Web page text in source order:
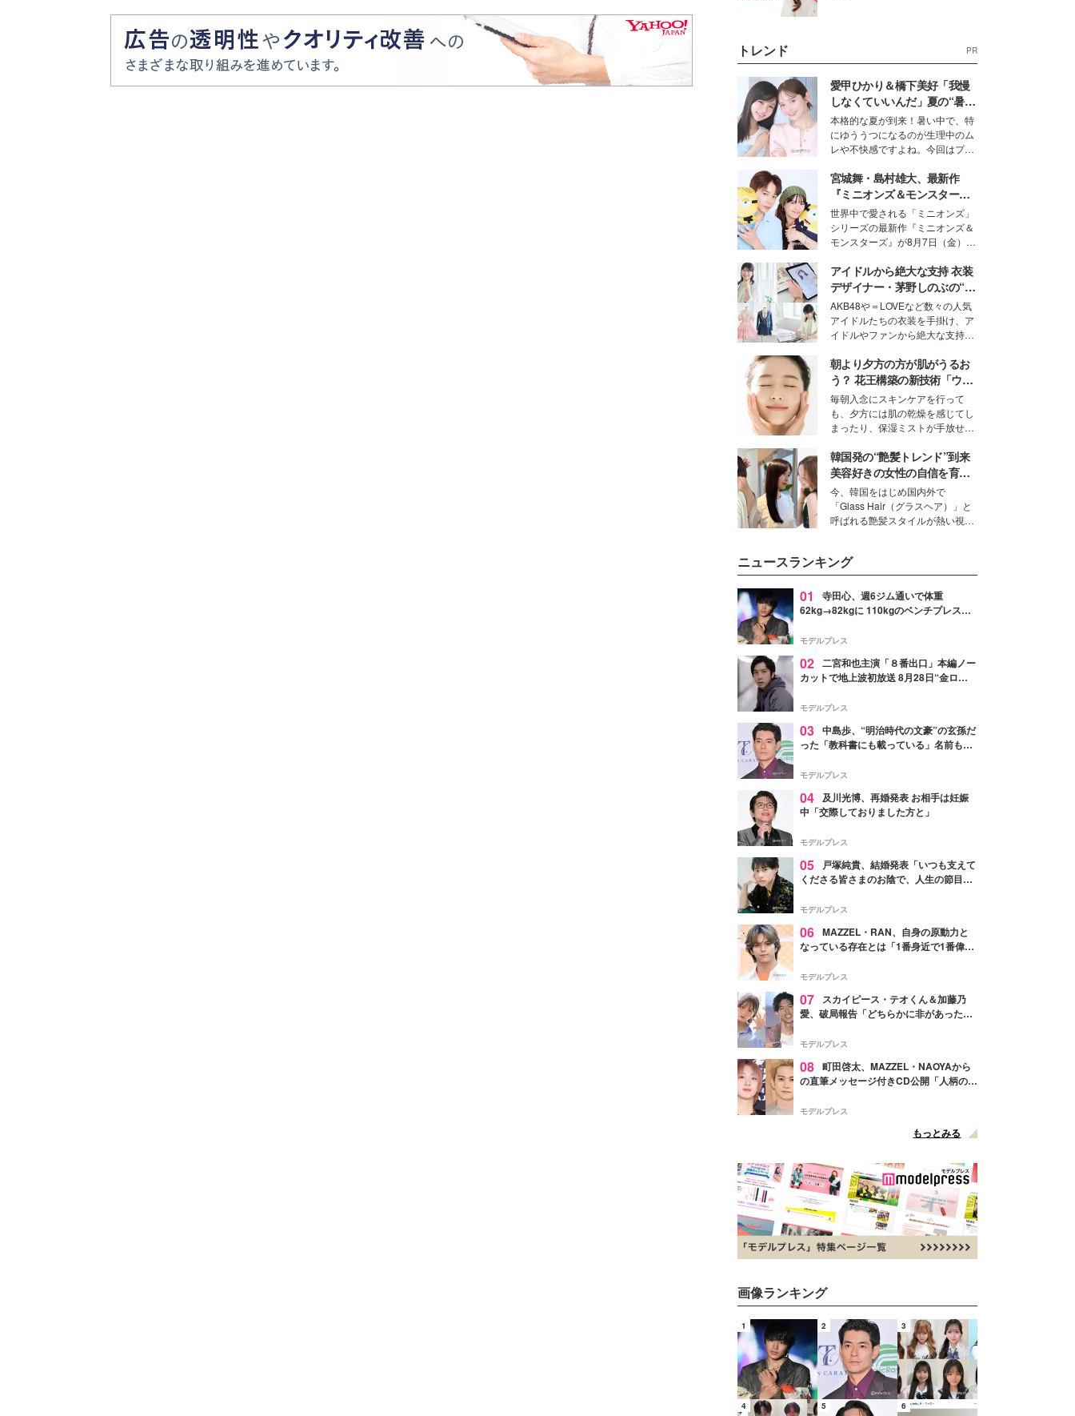
トレンド PR
愛甲ひかり＆橋下美好「我慢
しなくていいんだ」夏の“暑さ
対策”の新しい選択肢とは？
本格的な夏が到来！暑い中で、特
にゆううつになるのが生理中のム
レや不快感ですよね。今回はプラ
モデル・愛甲ひかりさんと橋下美
好さんを迎えて本音で女子会トー
ク。猛暑のお出かけを快適に過ご
すヒントや、2人が感動した夏の
生理の新常識にも迫りました。
宮城舞・島村雄大、最新作
『ミニオンズ＆モンスター
ズ』の魅力熱弁 ハチャメチャ
だけじゃない“友情と絆”に感
動
世界中で愛される「ミニオンズ」
シリーズの最新作『ミニオンズ＆
モンスターズ』が8月7日（金）に
ニオン好き”という共通点を持つモ
デルの宮城舞と島村雄大の特別対
談をお届け！それぞれの視点か
ら、今作ならではの魅力や予想外
の感動をもたらす奥深いストーリ
ーについて熱く語り合ってもらっ
た。
アイドルから絶大な支持 衣装
デザイナー・茅野しのぶの“可
愛い”を作る美学＜「シチズン
クロスシー」インタビュー＞
AKB48や＝LOVEなど数々の人気
アイドルたちの衣装を手掛け、ア
イドルやファンから絶大な支持を
取締役兼クリエイティブディレク
ター・茅野しのぶ。一人ひとりの
個性に寄り添い、魅力を引き出す
衣装作りは、多くの女性たちに勇
気と自信を与え続けている。
朝より夕方の方が肌がうるお
う？ 花王構築の新技術「ウォ
ーターキャプチャリングスキ
ン（捕水肌）」がスキンケア
の常識を変える予感
毎朝入念にスキンケアを行って
も、夕方には肌の乾燥を感じてし
まったり、保湿ミストが手放せな
な美容の常識を大きく変える可能
性を秘めた、革新的な「Water
Capturing Skin（ウォーターキャ
プチャリングスキン：捕水肌）」
技術を、花王が構築した。
韓国発の“艶髪トレンド”到来
美容好きの女性の自信を育む
「ヘアケア事情」って？
今、韓国をはじめ国内外で
「Glass Hair（グラスヘア）」と
呼ばれる艶髪スタイルが熱い視線
して、“髪そのものの美しさ”に改
めて注目する人が増えている様
子。今回は、そんな憧れの艶やか
な髪を日常で叶える、美容好きの
ます。
ニュースランキング
01
寺田心、週6ジム通いで体重
62kg→82kgに 110kgのベンチプレス持
「かっこいい」と反響
モデルプレス
02 二宮和也主演「８番出口」本編ノー
カットで地上波初放送 8月28日“金ロ
モデルプレス
03 中島歩、“明治時代の文豪”の玄孫だ
った「教科書にも載っている」名前も先
モデルプレス
04 及川光博、再婚発表 お相手は妊娠
中「交際しておりました方と」
モデルプレス
05
戸塚純貴、結婚発表「いつも支えて
くださる皆さまのお陰で、人生の節目を
す」【全文】
モデルプレス
06 MAZZEL・RAN、自身の原動力と
なっている存在とは「1番身近で1番偉大
モデルプレス
07
スカイピース・テオくん＆加藤乃
愛、破局報告「どちらかに非があったわ
モデルプレス
08 町田啓太、MAZZEL・NAOYAから
の直筆メッセージ付きCD公開「人柄の良
モデルプレス
もっとみる
画像ランキング
1 2 3
4 5 6